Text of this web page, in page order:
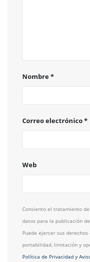
Nombre*
Correo electrónico*
Web
Consiento el tratamiento
datos para la publicación
Puede ejercer sus
portabilidad, limitación y
Política de Privacidad y